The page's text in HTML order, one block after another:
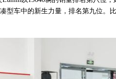
型车中的新生力量，排名第九位。